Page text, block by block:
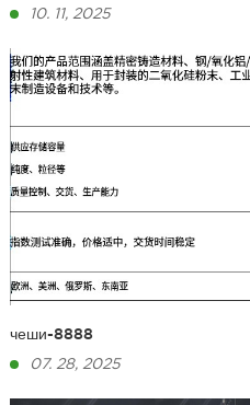
фестиваль середины осени
10. 11, 2025
чеши-8888
07. 28, 2025